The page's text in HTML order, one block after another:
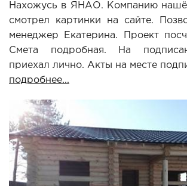
Нахожусь в ЯНАО. Компанию
смотрел картинки на сайте.
менеджер Екатерина. Проект
Смета подробная. На
приехал лично. Акты на месте
подробнее...